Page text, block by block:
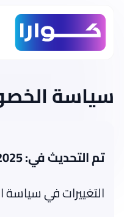
سياسة
تم التحديث في:
التغييرات في